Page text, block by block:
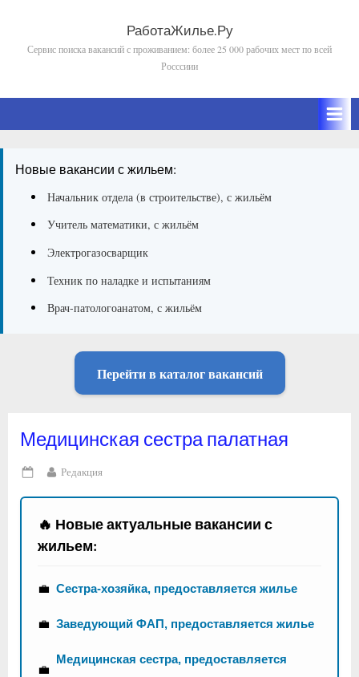
content
РаботаЖилье.Ру
Сервис поиска вакансий с проживанием: более 25 000 рабочих мест по всей
Росссиии
Новые вакансии с жильем:
Начальник отдела (в строительстве), с жильём
Учитель математики, с жильём
Электрогазосварщик
Техник по наладке и испытаниям
Врач-патологоанатом, с жильём
Перейти в каталог вакансий
Медицинская сестра палатная
Posted
on
By
Редакция
🔥 Новые актуальные вакансии с
жильем:
💼 Сестра-хозяйка, предоставляется жилье
💼 Заведующий ФАП, предоставляется жилье
💼
Медицинская сестра, предоставляется